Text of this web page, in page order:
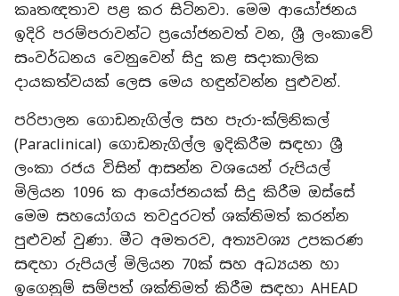
කෘතඥතාව පළ කර සිටිනවා. මෙම ආයෝජනය
ඉදිරි පරම්පරාවන්ට ප්‍රයෝජනවත් වන, ශ්‍රී ලංකාවේ
සංවර්ධනය වෙනුවෙන් සිදු කළ සදාකාලික
දායකත්වයක් ලෙස මෙය හඳුන්වන්න පුළුවන්.
පරිපාලන ගොඩනැගිල්ල සහ පැරා-ක්ලිනිකල්
(Paraclinical) ගොඩනැගිල්ල ඉදිකිරීම සඳහා ශ්‍රී
ලංකා රජය විසින් ආසන්න වශයෙන් රුපියල්
මිලියන 1096 ක ආයෝජනයක් සිදු කිරීම ඔස්සේ
මෙම සහයෝගය තවදුරටත් ශක්තිමත් කරන්න
පුළුවන් වුණා. මීට අමතරව, අත්‍යවශ්‍ය උපකරණ
සඳහා රුපියල් මිලියන 70ක් සහ අධ්‍යයන හා
ඉගෙනුම් සම්පත් ශක්තිමත් කිරීම සඳහා AHEAD